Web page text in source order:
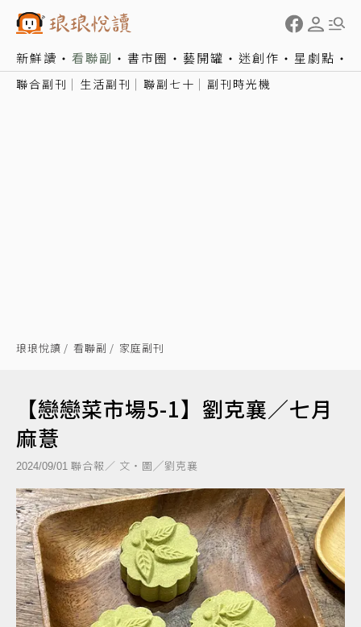
新鮮讀 看聯副 書市圈 藝開罐 迷創作 星劇點
聯合副刊 生活副刊 聯副七十 副刊時光機
琅琅悅讀 看聯副 家庭副刊
【戀戀菜市場5-1】劉克襄／七月
麻薏
2024/09/01 聯合報／ 文‧圖╱劉克襄